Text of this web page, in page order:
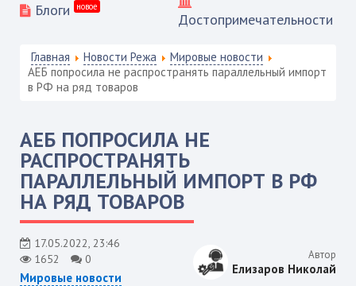
Блоги
новое
Достопримечательности
Главная Новости Режа
Мировые новости
АЕБ попросила не распространять параллельный импорт
в РФ на ряд товаров
АЕБ ПОПРОСИЛА НЕ
РАСПРОСТРАНЯТЬ
ПАРАЛЛЕЛЬНЫЙ ИМПОРТ В РФ
НА РЯД ТОВАРОВ
17.05.2022, 23:46
1652
0
Мировые новости
Автор
Елизаров Николай